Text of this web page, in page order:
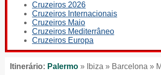
Cruzeiros 2026
Cruzeiros Internacionais
Cruzeiros Maio
Cruzeiros Mediterrâneo
Cruzeiros Europa
Itinerário: Palermo » Ibiza » Barcelona »